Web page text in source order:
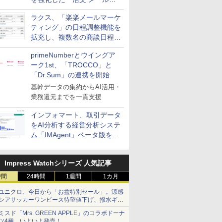
送信防止アドインサービス」
を提供
ラクス、「楽楽メールマーケ
ティング」の日程調整機能を
拡充し、複数名の商談日程調
整を効率化
primeNumberとウイングア
ーク1st、「TROCCO」と
「Dr.Sum」の連携を開始
基幹データの集約からAI活用・
業務還元までを一貫支援
インフォマート、取引データ
をAI分析する経営分析システ
ム「IMAgent」ベータ版を提
Impress Watchシリーズ 人気記事
24時間 1週間 1カ月
ニクロ、今日から「お盆特別セール」。涼感
アサッカーワンピース待望値下げ、撥水ギア
ョーツは1990円に
スド「Mrs. GREEN APPLE」のコラボドーナ